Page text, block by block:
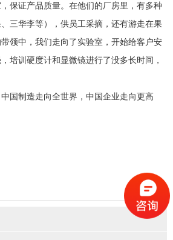
保证产品质量。在他们的厂房里，有多种
三华李等），供员工采摘，还有游走在果
领中，我们走向了实验室，开始给客户安
培训硬度计和显微镜进行了没多长时间，
国制造走向全世界，中国企业走向更高